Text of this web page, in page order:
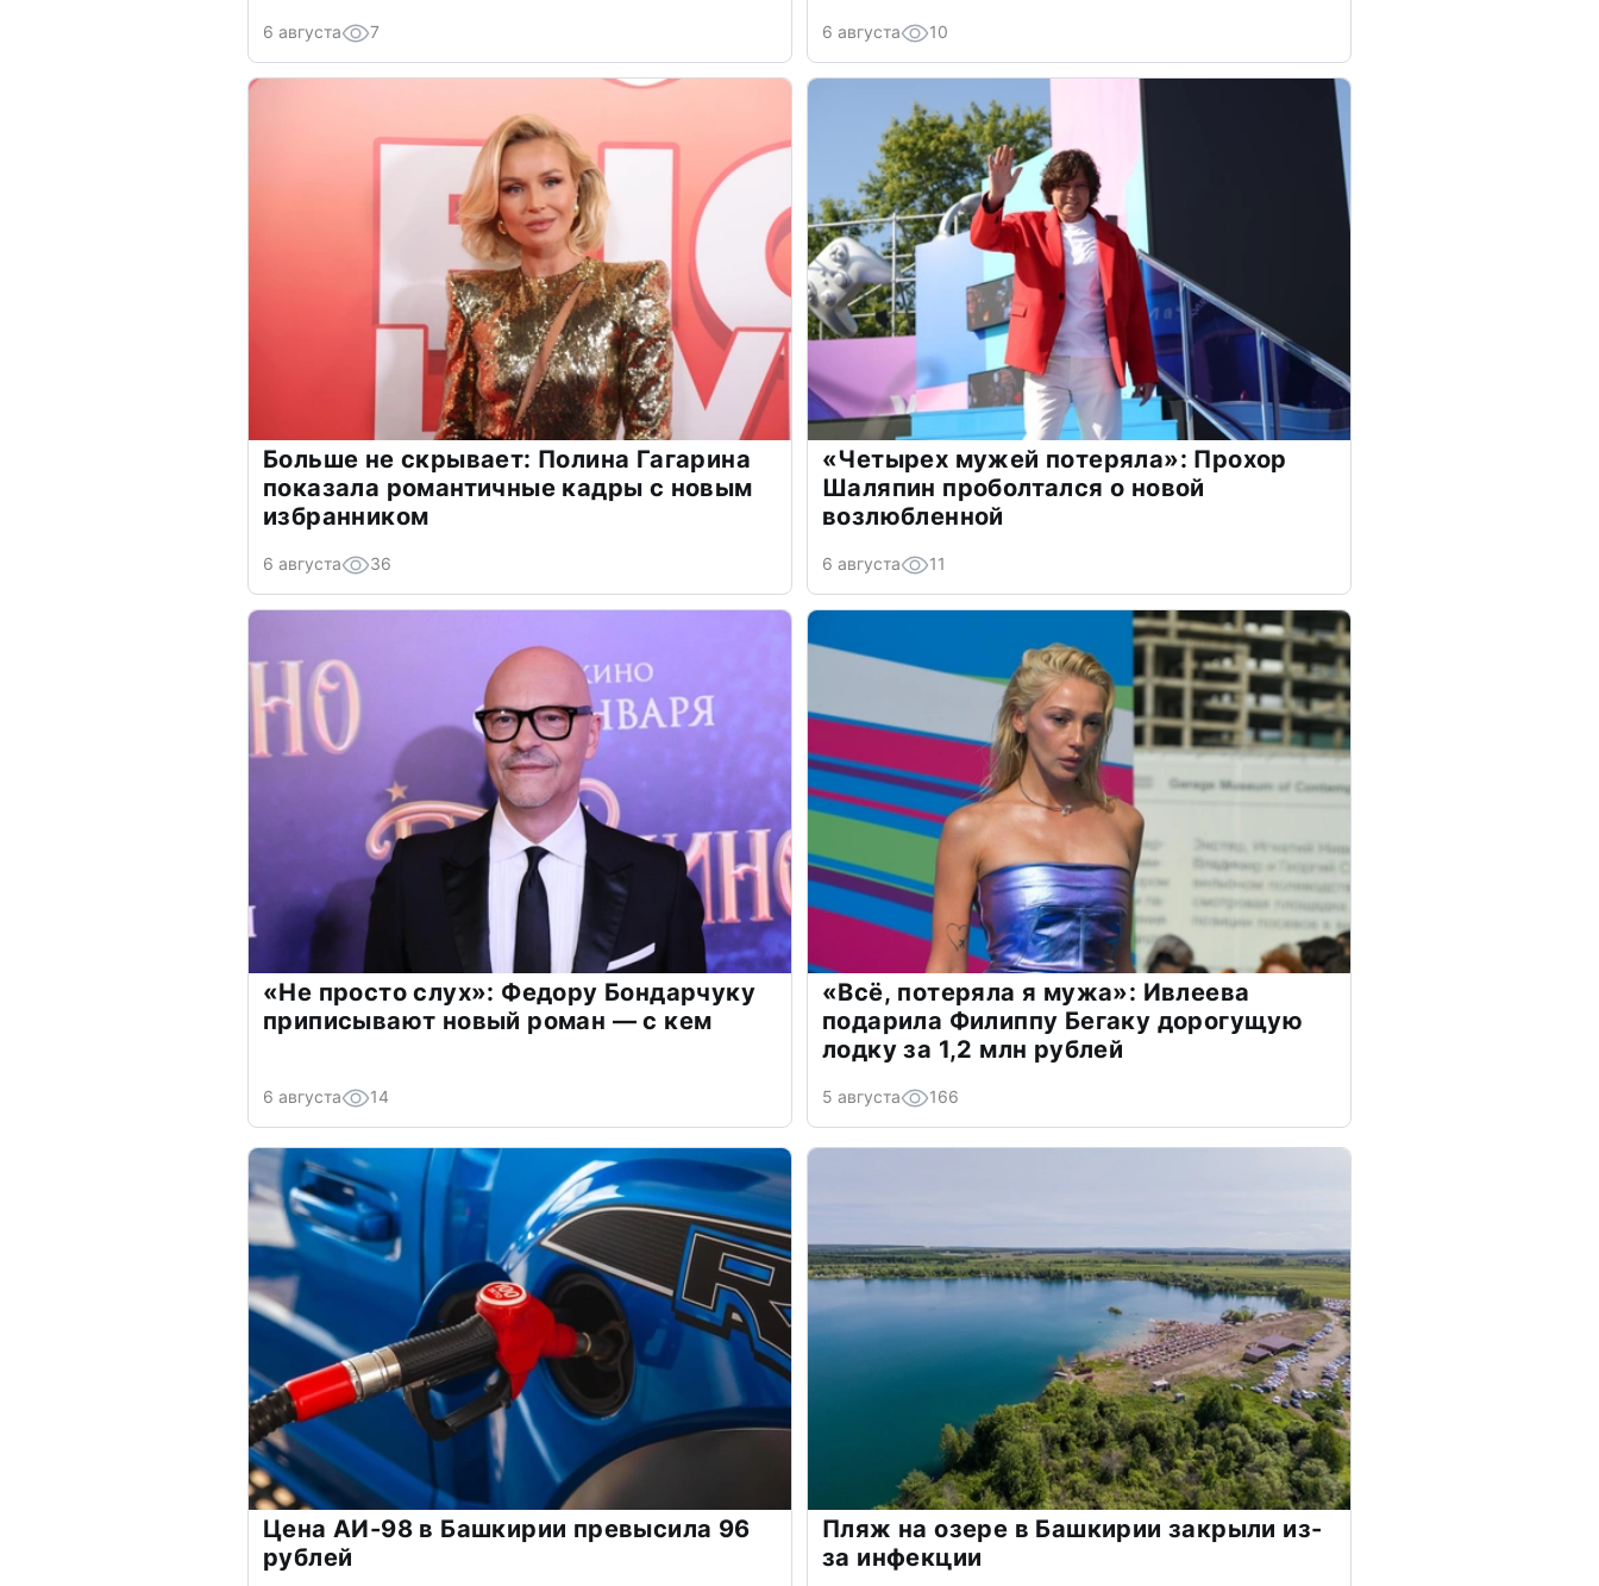
6 августа 7 6 августа 10
Больше не скрывает: Полина Гагарина
показала романтичные кадры с новым
избранником
6 августа 36
«Четырех мужей потеряла»: Прохор
Шаляпин проболтался о новой
возлюбленной
6 августа 11
«Не просто слух»: Федору Бондарчуку
приписывают новый роман — с кем
6 августа 14
«Всё, потеряла я мужа»: Ивлеева
подарила Филиппу Бегаку дорогущую
лодку за 1,2 млн рублей
5 августа 166
Цена АИ-98 в Башкирии превысила 96
рублей
Пляж на озере в Башкирии закрыли из-
за инфекции